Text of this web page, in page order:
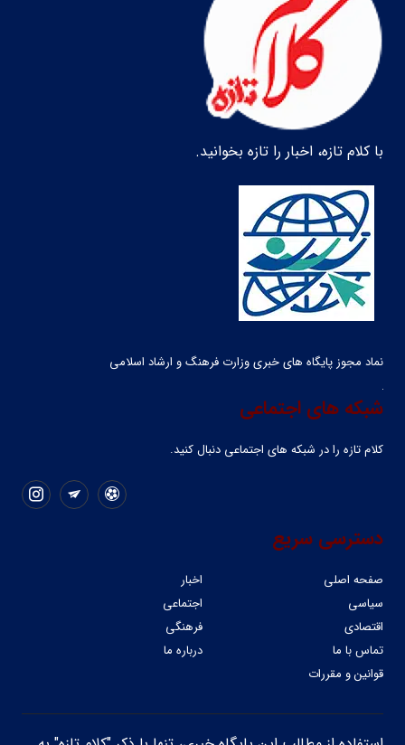
با کلام تازه، اخبار را تازه بخوانید.
نماد مجوز پایگاه های خبری وزارت فرهنگ و ارشاد اسلامی
شبکه های اجتماعی
کلام تازه را در شبکه ‌های اجتماعی دنبال کنید.
دسترسی سریع
صفحه اصلی
اخبار
سیاسی
اجتماعی
اقتصادی
فرهنگی
تماس با ما
درباره ما
قوانین و مقررات